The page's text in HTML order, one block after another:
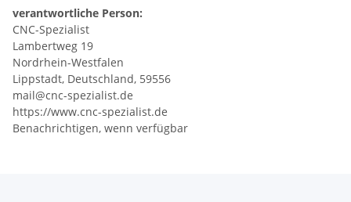
verantwortliche Person:
CNC-Spezialist
Lambertweg 19
Nordrhein-Westfalen
Lippstadt, Deutschland, 59556
mail@cnc-spezialist.de
https://www.cnc-spezialist.de
Benachrichtigen, wenn verfügbar